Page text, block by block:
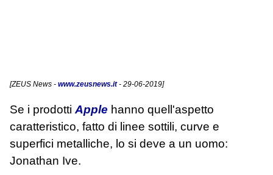
[ZEUS News - www.zeusnews.it- 29-06-2019]
Se i prodotti Apple hanno quell'aspetto
caratteristico, fatto di linee sottili, curve e
superfici metalliche, lo si deve a un uomo:
Jonathan Ive.